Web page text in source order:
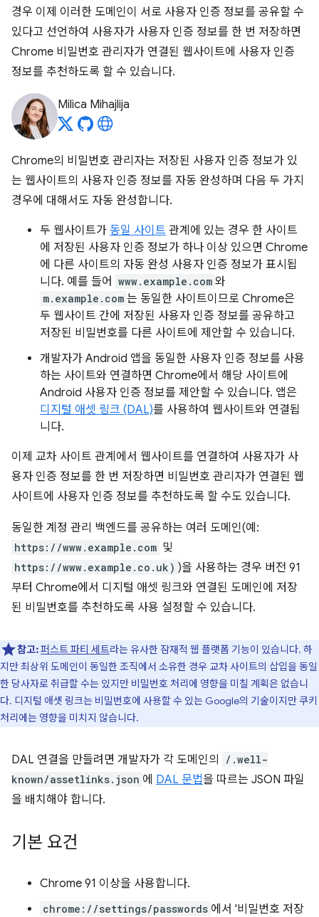
경우 이제 이러한 도메인이 서로 사용자 인증 정보를 공유할 수
있다고 선언하여 사용자가 사용자 인증 정보를 한 번 저장하면
Chrome 비밀번호 관리자가 연결된 웹사이트에 사용자 인증
정보를 추천하도록 할 수 있습니다.
Milica Mihajlija
Chrome의 비밀번호 관리자는 저장된 사용자 인증 정보가 있
는 웹사이트의 사용자 인증 정보를 자동 완성하며 다음 두 가지
경우에 대해서도 자동 완성합니다.
두 웹사이트가 동일 사이트 관계에 있는 경우 한 사이트
에 저장된 사용자 인증 정보가 하나 이상 있으면 Chrome
에 다른 사이트의 자동 완성 사용자 인증 정보가 표시됩
니다. 예를 들어 www.example.com 와
m.example.com 는 동일한 사이트이므로 Chrome은
두 웹사이트 간에 저장된 사용자 인증 정보를 공유하고
저장된 비밀번호를 다른 사이트에 제안할 수 있습니다.
개발자가 Android 앱을 동일한 사용자 인증 정보를 사용
하는 사이트와 연결하면 Chrome에서 해당 사이트에
Android 사용자 인증 정보를 제안할 수 있습니다. 앱은
디지털 애셋 링크 (DAL)를 사용하여 웹사이트와 연결됩
니다.
이제 교차 사이트 관계에서 웹사이트를 연결하여 사용자가 사
용자 인증 정보를 한 번 저장하면 비밀번호 관리자가 연결된 웹
사이트에 사용자 인증 정보를 추천하도록 할 수도 있습니다.
동일한 계정 관리 백엔드를 공유하는 여러 도메인(예:
https://www.example.com 및
https://www.example.co.uk) )을 사용하는 경우 버전 91
부터 Chrome에서 디지털 애셋 링크와 연결된 도메인에 저장
된 비밀번호를 추천하도록 사용 설정할 수 있습니다.
참고:퍼스트 파티 세트라는 유사한 잠재적 웹 플랫폼 기능이 있습니다. 하
지만 최상위 도메인이 동일한 조직에서 소유한 경우 교차 사이트의 삽입을 동일
한 당사자로 취급할 수는 있지만 비밀번호 처리에 영향을 미칠 계획은 없습니
다. 디지털 애셋 링크는 비밀번호에 사용할 수 있는 Google의 기술이지만 쿠키
처리에는 영향을 미치지 않습니다.
DAL 연결을 만들려면 개발자가 각 도메인의
/.well-
known/assetlinks.json 에 DAL 문법을 따르는 JSON 파일
을 배치해야 합니다.
기본 요건
Chrome 91 이상을 사용합니다.
chrome://settings/passwords 에서 '비밀번호 저장